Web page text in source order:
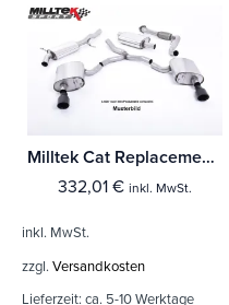
Milltek Cat Replacement Pipe Seat Ibiza FR 1.8 20VT (Formula Racing)
332,01 € inkl. MwSt.
inkl. MwSt.
zzgl. Versandkosten
Lieferzeit: ca. 5-10 Werktage